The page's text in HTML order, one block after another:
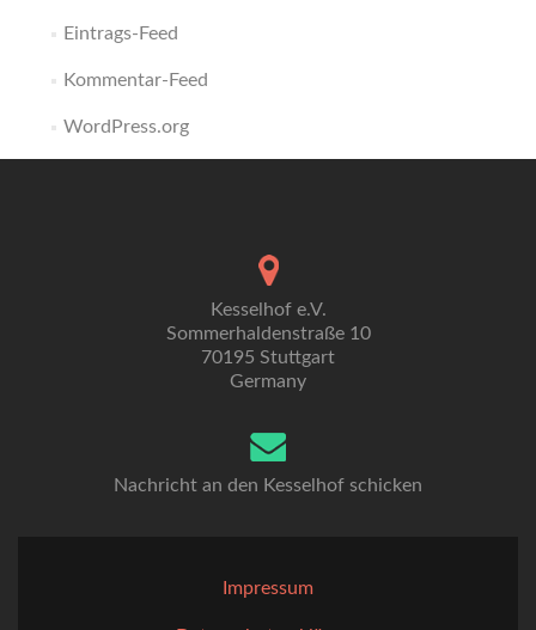
Eintrags-Feed
Kommentar-Feed
WordPress.org
Kesselhof e.V.
Sommerhaldenstraße 10
70195 Stuttgart
Germany
Nachricht an den Kesselhof schicken
Impressum